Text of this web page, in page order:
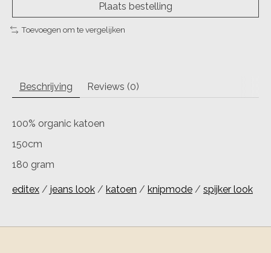
Plaats bestelling
Toevoegen om te vergelijken
Beschrijving Reviews (0)
100% organic katoen
150cm
180 gram
editex / jeans look / katoen / knipmode / spijker look